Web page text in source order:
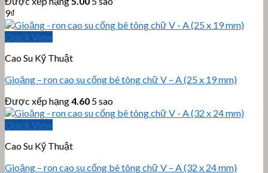
9₫
Quick View
Cao Su Kỹ Thuật
Gioăng – ron cao su cống bê tông chữ V – A (25 x 19 mm)
Được xếp hạng4.60 5 sao
Quick View
Cao Su Kỹ Thuật
Gioăng – ron cao su cống bê tông chữ V – A (32 x 24 mm)